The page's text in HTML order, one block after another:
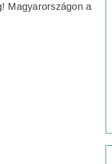
Magyarországon a